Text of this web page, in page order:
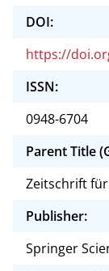
DOI:
https://
ISSN:
0948-6704
Parent Title
Zeitschrift
Publisher:
Springer